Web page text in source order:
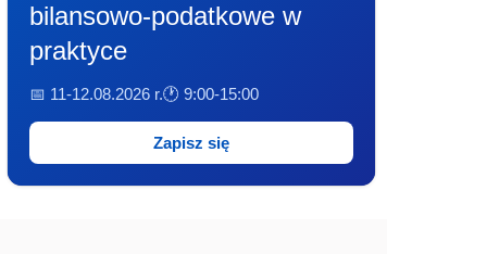
bilansowo-podatkowe w
praktyce
📅 11-12.08.2026 r.🕐 9:00-15:00
Zapisz się